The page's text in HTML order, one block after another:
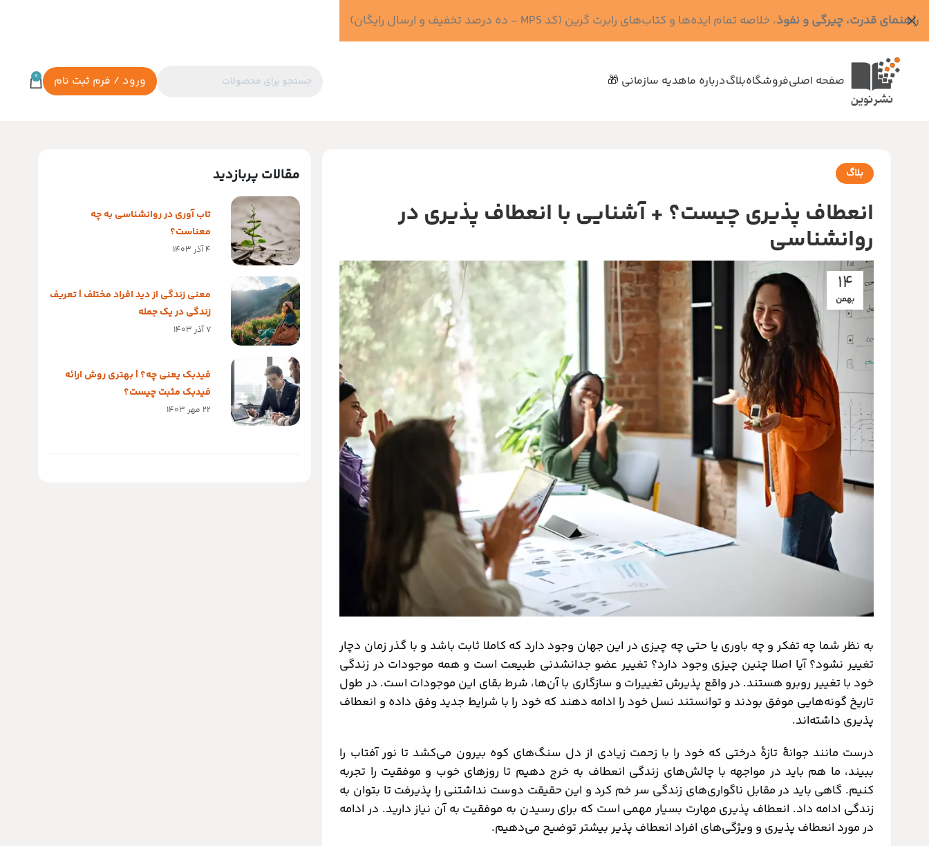
صفحه اصلیفروشگاهبلاگدرباره ماهدیه سازمانی 🎁 ورود / فرم ثبت نام 0
بلاگ
انعطاف پذیری چیست؟ + آشنایی با انعطاف پذیری در
روانشناسی
14
بهمن
به نظر شما چه تفکر و چه باوری یا حتی چه چیزی در این جهان وجود دارد که کاملا ثابت باشد و با گذر زمان دچار
تغییر نشود؟ آیا اصلا چنین چیزی وجود دارد؟ تغییر عضو جدانشدنی طبیعت است و همه موجودات در زندگی
خود با تغییر روبرو هستند. در واقع پذیرش تغییرات و سازگاری با آن‌ها، شرط بقای این موجودات است. در طول
تاریخ گونه‌هایی موفق بودند و توانستند نسل خود را ادامه دهند که خود را با شرایط جدید وفق داده و انعطاف
پذیری داشته‌اند.
درست مانند جوانۀ تازۀ درختی که خود را با زحمت زیادی از دل سنگ‌های کوه بیرون می‌کشد تا نور آفتاب را
ببیند، ما هم باید در مواجهه با چالش‌های زندگی انعطاف به خرج دهیم تا روزهای خوب و موفقیت را تجربه
کنیم. گاهی باید در مقابل ناگواری‌های زندگی سر خم کرد و این حقیقت دوست‌ نداشتنی را پذیرفت تا بتوان به
زندگی ادامه داد. انعطاف پذیری مهارت بسیار مهمی است که برای رسیدن به موفقیت به آن نیاز دارید. در ادامه
در مورد انعطاف پذیری و ویژگی‌های افراد انعطاف پذیر بیشتر توضیح می‌دهیم.
مقالات پربازدید
تاب آوری در روانشناسی به چه
معناست؟
4 آذر 1403
معنی زندگی از دید افراد مختلف | تعریف
زندگی در یک جمله
7 آذر 1403
فیدبک یعنی چه؟ | بهتری روش ارائه
فیدبک مثبت چیست؟
22 مهر 1403
راهنمای قدرت، چیرگی و نفوذ، خلاصه تمام ایده‌ها و کتاب‌های رابرت گرین (کد MPS - ده درصد تخفیف و ارسال رایگان)